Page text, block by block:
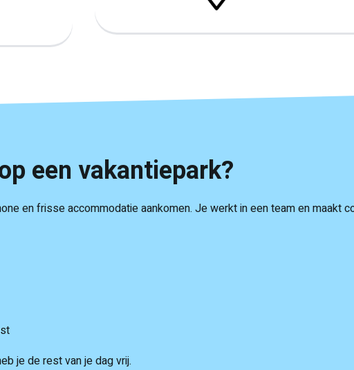
een vakantiepark?
en frisse accommodatie aankomen. Je werkt in een team en maakt
je de rest van je dag vrij.